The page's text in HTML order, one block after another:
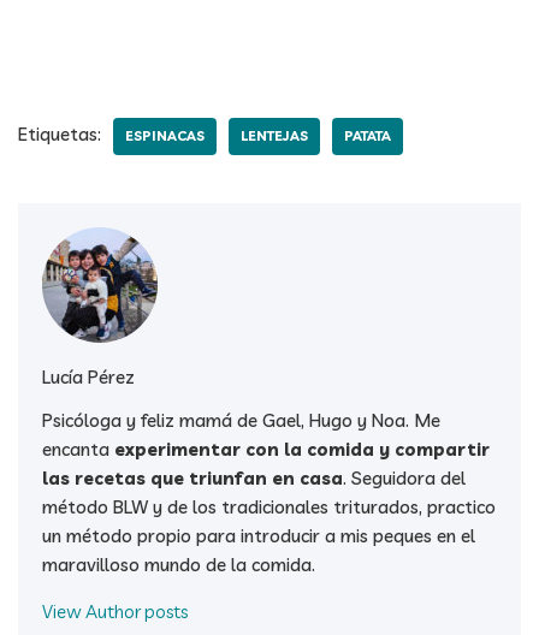
Etiquetas: ESPINACAS LENTEJAS PATATA
Lucía Pérez
Psicóloga y feliz mamá de Gael, Hugo y Noa. Me
encanta experimentar con la comida y compartir
las recetas que triunfan en casa. Seguidora del
método BLW y de los tradicionales triturados, practico
un método propio para introducir a mis peques en el
maravilloso mundo de la comida.
View Author posts